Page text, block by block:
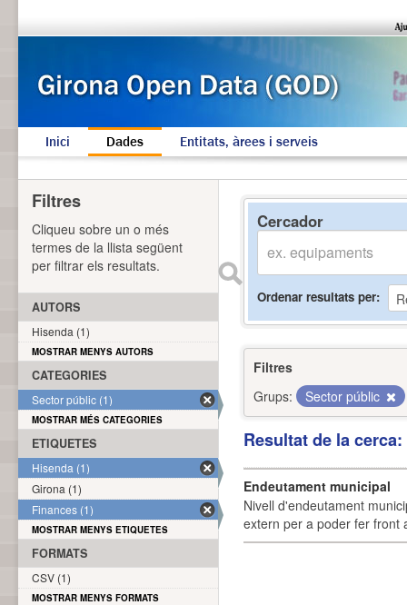
Inici Dades Entitats, àrees i serveis
Cercador
Ordenar resultats per
Filtres
Grups:
Sector públic
Resultat de la
Endeutament municipal
Nivell d'endeutament
extern per a poder fer front
Filtres
Cliqueu sobre un o més
termes de la llista següent
per filtrar els resultats.
AUTORS
Hisenda (1)
MOSTRAR MENYS AUTORS
CATEGORIES
Sector públic (1)
MOSTRAR MÉS CATEGORIES
ETIQUETES
Hisenda (1)
Girona (1)
Finances (1)
MOSTRAR MENYS ETIQUETES
FORMATS
CSV (1)
MOSTRAR MENYS FORMATS